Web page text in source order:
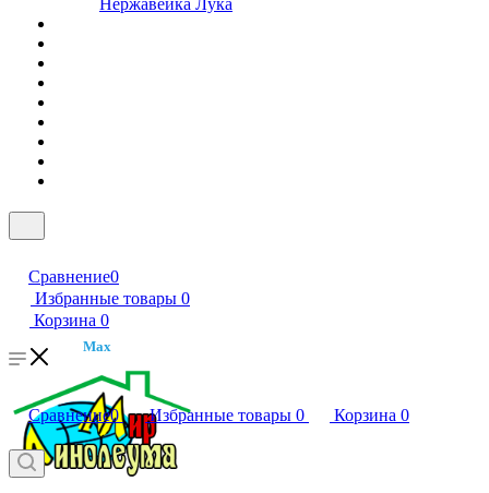
Сравнение0
Избранные товары 0
Корзина 0
Max
Сравнение0 Избранные товары 0 Корзина 0